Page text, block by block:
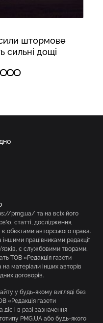
штормове
сильні дощі
pmg.ua/ та на всіх його
статті, дослідження,
є об’єктами авторського права.
працівниками редакції
є службовими творами,
ТОВ «Редакція газети
матеріали інших авторів
договорів.
у будь-якому вигляді без
«Редакція газети
і в разі зазначення
PMG.UA або будь-якого